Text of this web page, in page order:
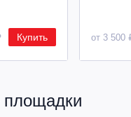
Купить от 3 500
площадки